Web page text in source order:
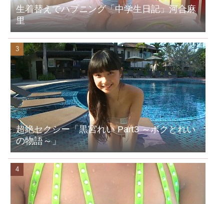
生着替えでハプニング「中学生日記」河合麻
里
超絶セクシー「黒宮れい Part3 ～ボクとれい
の物語～」